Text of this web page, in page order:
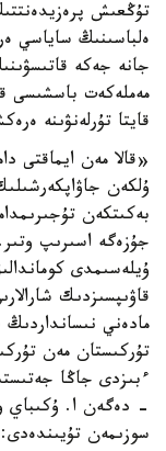
تۇڭعىش
ەلباسىنىڭ ساياسي
جانە جەكە
مەملەكەت باسشىسى
قايتا تۇرلەنۋىنە
«قالا مەن ايماقتى
ۇلكەن
بەكىتكەن
جۇزەگە اسىرىپ
ۇيلەسىمدى
قاۋىپسىزدىك
مادەني
تۇركىستان مەن
ءبىزدى جاڭا
- دەگەن ا. ۇكىباي
سوزىمەن تۇيىندەدى: